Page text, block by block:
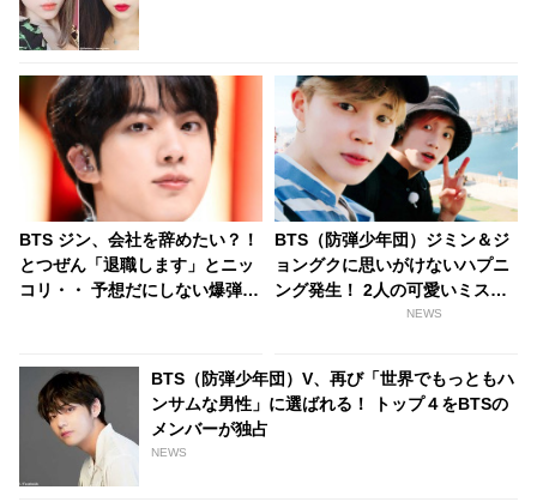
BTS ジン、会社を辞めたい？！
とつぜん「退職します」とニッ
コリ・・ 予想だにしない爆弾発
BTS（防弾少年団）ジミン＆ジ
ョングクに思いがけないハプニ
ング発生！ 2人の可愛いミスに
NEWS
BTS（防弾少年団）V、再び「世界でもっともハ
ンサムな男性」に選ばれる！ トップ４をBTSの
メンバーが独占
NEWS